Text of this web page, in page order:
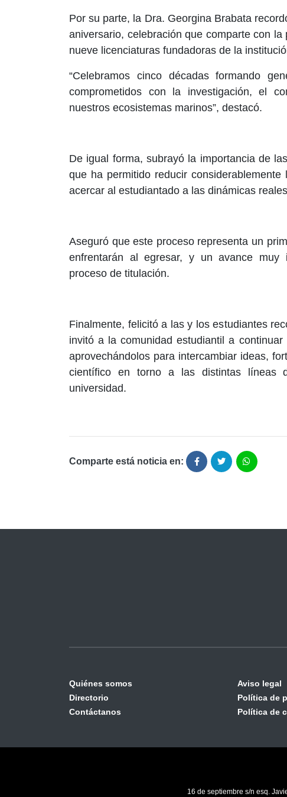
Por su parte, la Dra. Georgina Brabata
aniversario, celebración que comparte con
nueve licenciaturas fundadoras de la
“Celebramos cinco décadas formando
comprometidos con la investigación, el
nuestros ecosistemas marinos”, destacó.
De igual forma, subrayó la importancia de
que ha permitido reducir
acercar al estudiantado a las dinámicas
Aseguró que este proceso representa un
enfrentarán al egresar, y un avance muy
proceso de titulación.
Finalmente, felicitó a las y los estudiantes
invitó a la comunidad estudiantil a
aprovechándolos para intercambiar ideas,
científico en torno a las distintas líneas
universidad.
Comparte está noticia en:
Quiénes somos
Directorio
Contáctanos
Aviso legal
Política de
Política de
16 de septiembre s/n esq.